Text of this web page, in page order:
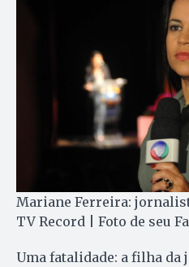
Mariane Ferreira:
TV Record | Foto de seu
Uma fatalidade: a filha